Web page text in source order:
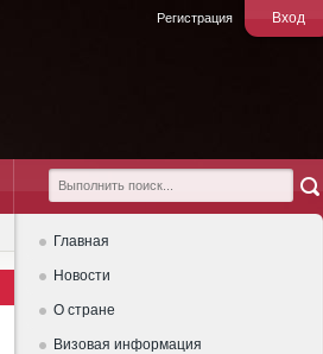
Вход
Регистрация
Главная
Новости
О стране
Визовая информация